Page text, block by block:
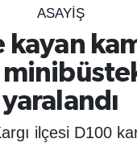
ASAYIŞ
kayan
yaralandı
ilçesi D100